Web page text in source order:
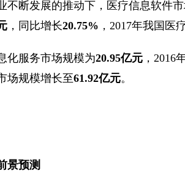
不断发展的推动下，医疗信息软件
，同比增长20.75% ，2017年我国医
化服务市场规模为20.95亿元 ，2016
场规模增长至61.92亿元。
景预测